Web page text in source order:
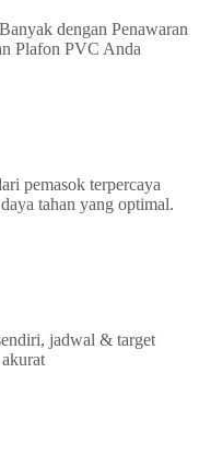
dengan Penawaran
Plafon PVC Anda
pemasok terpercaya
tahan yang optimal.
jadwal & target